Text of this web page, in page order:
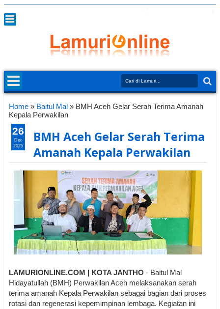
Home » Baitul Mal » BMH Aceh Gelar Serah Terima Amanah
Kepala Perwakilan
BMH Aceh Gelar Serah Terima
Amanah Kepala Perwakilan
LAMURIONLINE.COM | KOTA JANTHO - Baitul Mal
Hidayatullah (BMH) Perwakilan Aceh melaksanakan serah
terima amanah Kepala Perwakilan sebagai bagian dari proses
rotasi dan regenerasi kepemimpinan lembaga. Kegiatan ini
26
Dec
2025